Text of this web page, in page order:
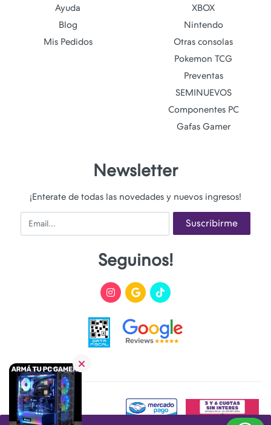
Ayuda
Blog
Mis Pedidos
XBOX
Nintendo
Otras consolas
Pokemon TCG
Preventas
SEMINUEVOS
Componentes PC
Gafas Gamer
Newsletter
¡Enterate de todas las novedades y nuevos ingresos!
Email Suscribirme
Seguinos!